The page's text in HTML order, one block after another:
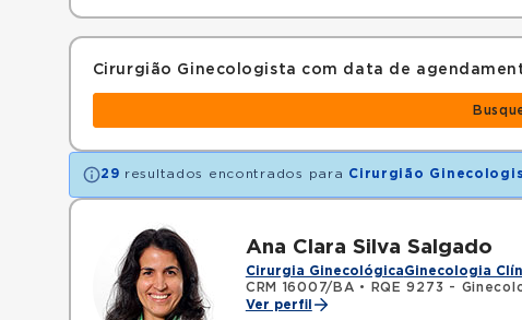
Cirurgião Ginecologista com data de
29 resultados encontrados para Cirurgião
Ana Clara Silva Salgado
Cirurgia GinecológicaGinecologia
CRM 16007/BA •
RQE 9273 -
Ver perfil